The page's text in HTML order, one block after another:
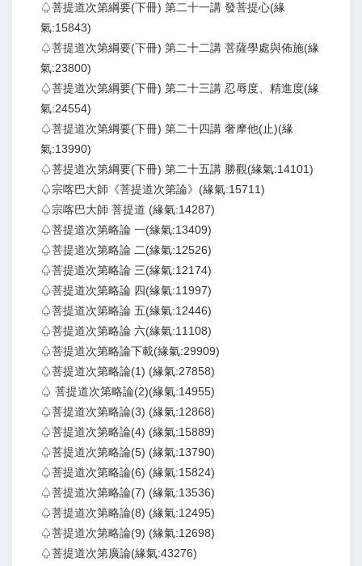
♤菩提道次第綱要(下冊) 第二十一講 發菩提心(緣
氣:15843)
♤菩提道次第綱要(下冊) 第二十二講 菩薩學處與佈施(緣
氣:23800)
♤菩提道次第綱要(下冊) 第二十三講 忍辱度、精進度(緣
氣:24554)
♤菩提道次第綱要(下冊) 第二十四講 奢摩他(止)(緣
氣:13990)
♤菩提道次第綱要(下冊) 第二十五講 勝觀(緣氣:14101)
♤宗喀巴大師《菩提道次第論》(緣氣:15711)
♤宗喀巴大師 菩提道 (緣氣:14287)
♤菩提道次第略論 一(緣氣:13409)
♤菩提道次第略論 二(緣氣:12526)
♤菩提道次第略論 三(緣氣:12174)
♤菩提道次第略論 四(緣氣:11997)
♤菩提道次第略論 五(緣氣:12446)
♤菩提道次第略論 六(緣氣:11108)
♤菩提道次第略論下載(緣氣:29909)
♤菩提道次第略論(1) (緣氣:27858)
♤ 菩提道次第略論(2)(緣氣:14955)
♤菩提道次第略論(3) (緣氣:12868)
♤菩提道次第略論(4) (緣氣:15889)
♤菩提道次第略論(5) (緣氣:13790)
♤菩提道次第略論(6) (緣氣:15824)
♤菩提道次第略論(7) (緣氣:13536)
♤菩提道次第略論(8) (緣氣:12495)
♤菩提道次第略論(9) (緣氣:12698)
♤菩提道次第廣論(緣氣:43276)